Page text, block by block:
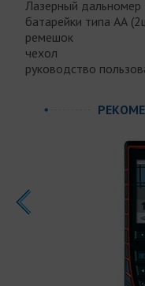
Лазерный дальномер
батарейки типа АА
ремешок
чехол
руководство